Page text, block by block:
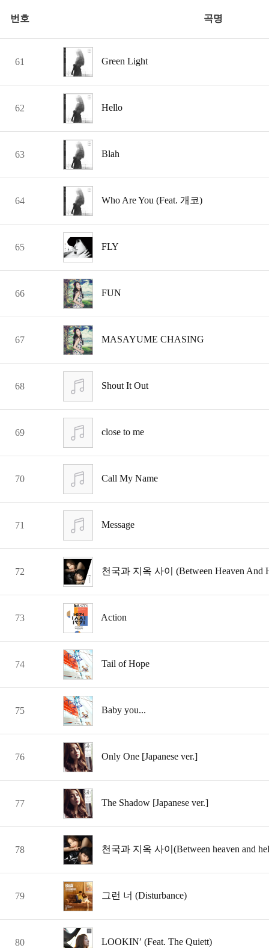
번호 곡명
61 Green Light
62 Hello
63 Blah
64 Who Are You (Feat. 개코)
65 FLY
66 FUN
67 MASAYUME CHASING
68 Shout It Out
69 close to me
70 Call My Name
71 Message
72 천국과 지옥 사이 (Between Heaven And
73 Action
74 Tail of Hope
75 Baby you...
76 Only One [Japanese ver.]
77 The Shadow [Japanese ver.]
78 천국과 지옥 사이(Between heaven and
79 그런 너 (Disturbance)
80 LOOKIN′ (Feat. The Quiett)